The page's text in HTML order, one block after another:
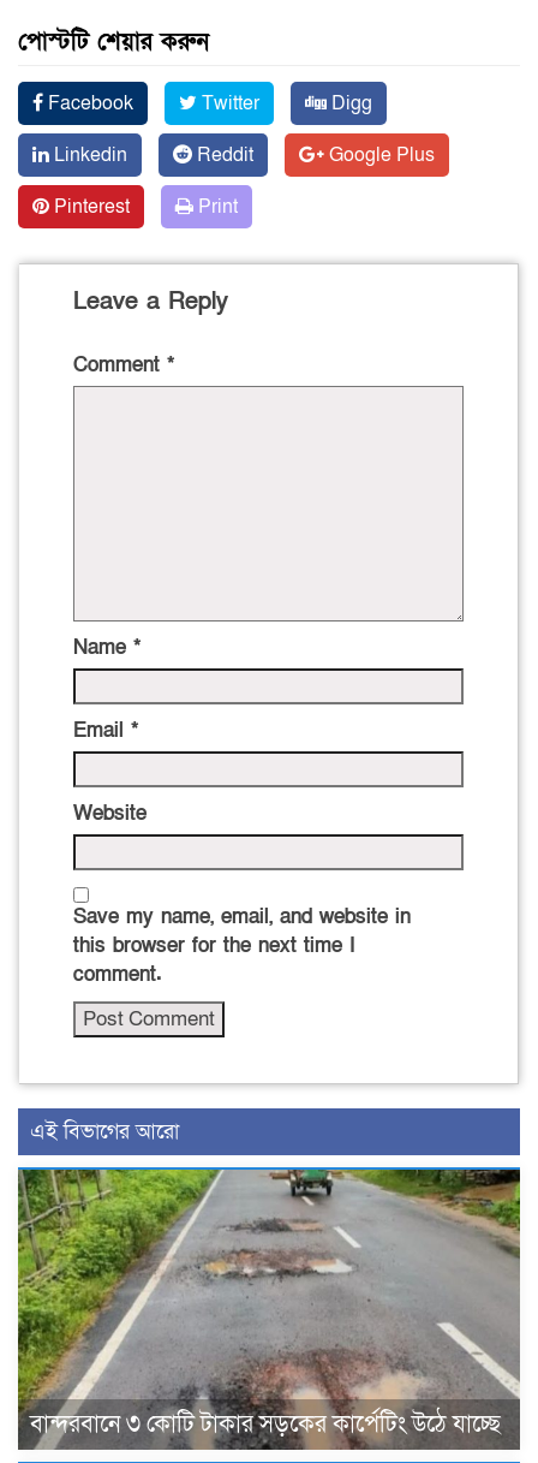
পোস্টটি শেয়ার করুন
Facebook Twitter
Digg
Linkedin
Reddit
Google Plus
Pinterest
Print
Leave a Reply
Comment *
Name *
Email *
Website
Save my name, email, and website in
this browser for the next time I
comment.
এই বিভাগের আরো
বান্দরবানে ৩ কোটি টাকার সড়কের কার্পেটিং উঠে যাচ্ছে